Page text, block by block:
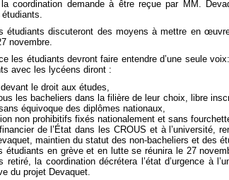
coordination demande à être reçue par MM.
étudiants discuteront des moyens à mettre en
novembre.
les étudiants devront faire entendre d’une seule
avec les lycéens diront :
le droit aux études,
les bacheliers dans la filière de leur choix, libre
équivoque des diplômes nationaux,
non prohibitifs fixés nationalement et sans
de l’État dans les CROUS et à l’université,
maintien du statut des non-bacheliers et des
étudiants en grève et en lutte se réunira le 27
retiré, la coordination décrétera l’état d’urgence à
du projet Devaquet.